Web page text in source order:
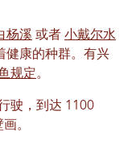
杨溪 或者 小戴尔水
健康的种群。有兴
规定。
驶，到达 1100
。